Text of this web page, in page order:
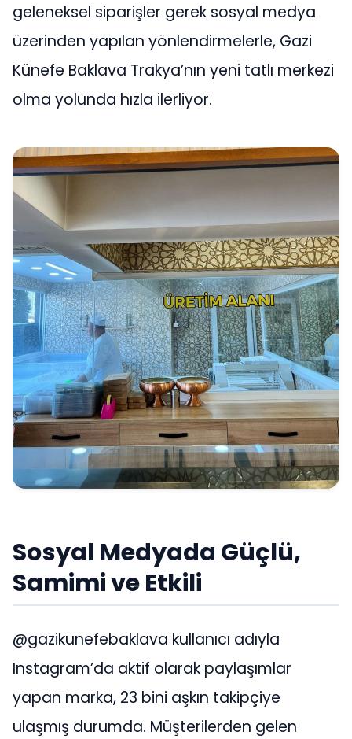
geleneksel siparişler gerek sosyal medya
üzerinden yapılan yönlendirmelerle, Gazi
Künefe Baklava Trakya’nın yeni tatlı merkezi
olma yolunda hızla ilerliyor.
Sosyal Medyada Güçlü,
Samimi ve Etkili
@gazikunefebaklava kullanıcı adıyla
Instagram’da aktif olarak paylaşımlar
yapan marka, 23 bini aşkın takipçiye
ulaşmış durumda. Müşterilerden gelen